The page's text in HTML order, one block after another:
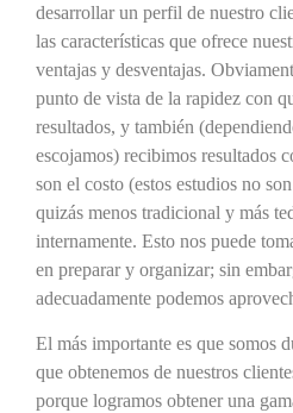
desarrollar un perfil de nuestro
las características que ofrece
ventajas y desventajas.
punto de vista de la rapidez con
resultados, y también
escojamos) recibimos resultados
son el costo (estos estudios no
quizás menos tradicional y más
internamente. Esto nos puede
en preparar y organizar; sin
adecuadamente podemos
El más importante es que somos
que obtenemos de nuestros
porque logramos obtener una